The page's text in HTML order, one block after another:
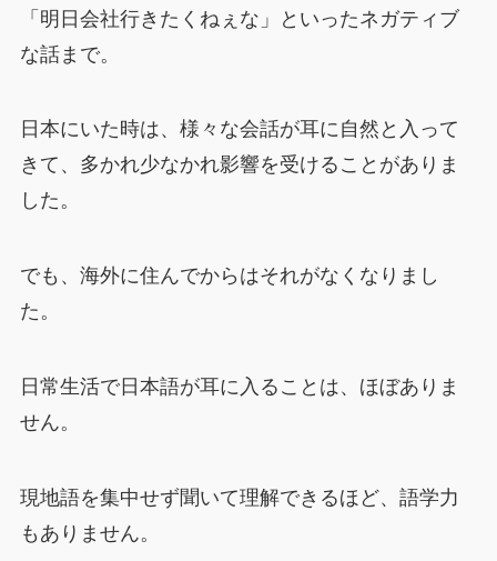
「明日会社行きたくねぇな」といったネガティブ
な話まで。
日本にいた時は、様々な会話が耳に自然と入って
きて、多かれ少なかれ影響を受けることがありま
した。
でも、海外に住んでからはそれがなくなりまし
た。
日常生活で日本語が耳に入ることは、ほぼありま
せん。
現地語を集中せず聞いて理解できるほど、語学力
もありません。